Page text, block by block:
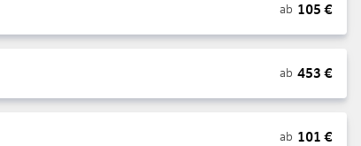
ab 105 €
ab 453 €
ab 101 €